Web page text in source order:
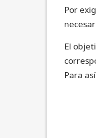
Por
El
Para